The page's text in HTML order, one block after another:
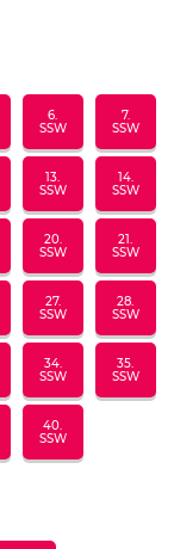
6.
SSW
7.
SSW
13.
SSW
14.
SSW
20.
SSW
21.
SSW
27.
SSW
28.
SSW
34.
SSW
35.
SSW
40.
SSW